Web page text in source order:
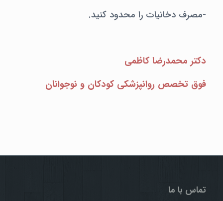
-مصرف دخانیات را محدود کنید.
دکتر محمدرضا کاظمی
فوق تخصص روانپزشکی کودکان و نوجوانان
تماس با ما